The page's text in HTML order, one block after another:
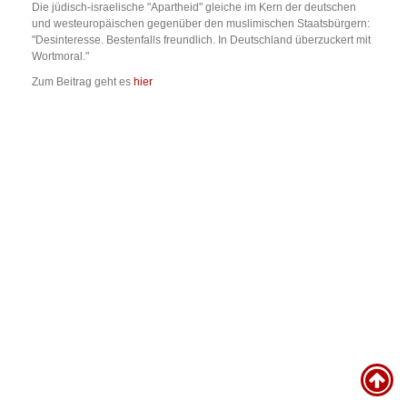
Die jüdisch‐israelische "Apartheid" gleiche im Kern der deutschen
und westeuropäischen gegenüber den muslimischen Staatsbürgern:
"Desinteresse. Bestenfalls freundlich. In Deutschland überzuckert mit
Wortmoral."
Zum Beitrag geht es hier